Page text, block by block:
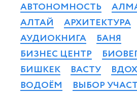
АВТОНОМНОСТЬ
АЛТАЙ
АРХИТЕКТУРА
АУДИОКНИГА
БАНЯ
БИЗНЕС ЦЕНТР
БИШКЕК
ВАСТУ
ВОДОЁМ
ВЫБОР